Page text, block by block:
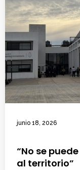
junio 18, 2026
“No se
al territorio”